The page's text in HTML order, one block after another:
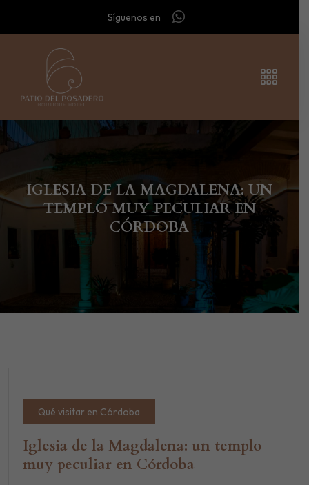
Síguenos en
IGLESIA DE LA MAGDALENA: UN
TEMPLO MUY PECULIAR EN
CÓRDOBA
Qué visitar en Córdoba
Iglesia de la Magdalena: un templo
muy peculiar en Córdoba